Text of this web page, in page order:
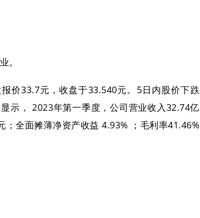
。
价33.7元，收盘于33.540元。5日内股价下跌
示， 2023年第一季度，公司营业收入32.74亿
；全面摊薄净资产收益 4.93% ；毛利率41.46%